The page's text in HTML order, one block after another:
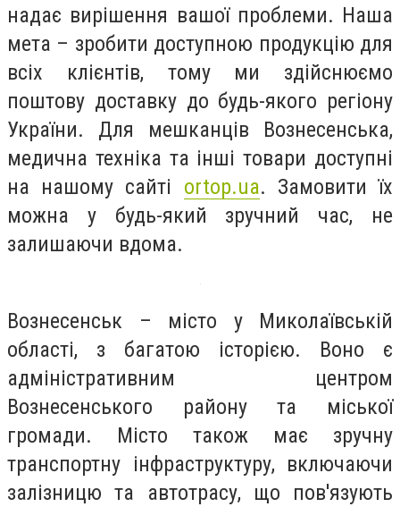
надає вирішення вашої проблеми. Наша
мета – зробити доступною продукцію для
всіх клієнтів, тому ми здійснюємо
поштову доставку до будь-якого регіону
України. Для мешканців Вознесенська,
медична техніка та інші товари доступні
на нашому сайті ortop.ua. Замовити їх
можна у будь-який зручний час, не
залишаючи вдома.
Вознесенськ – місто у Миколаївській
області, з багатою історією. Воно є
адміністративним центром
Вознесенського району та міської
громади. Місто також має зручну
транспортну інфраструктуру, включаючи
залізницю та автотрасу, що пов'язують